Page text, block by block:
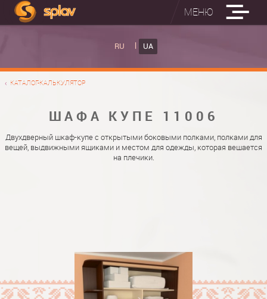
МЕНЮ
RU UA
КАТАЛОГ-КАЛЬКУЛЯТОР
ШАФА КУПЕ 11006
Двухдверный шкаф-купе с открытыми боковыми полками, полками для
вещей, выдвижными ящиками и местом для одежды, которая вешается
на плечики.
ВБУДОВАНІ ПРАСУВАЛЬНІ ДОШКИ
НАСТІННА ПРАСУВАЛЬНА ДОШКА "РУСАЛКА"
ФОТО ШАФ КУПЕ
МАТЕРІАЛИ
ФУРНІТУРА
КАТАЛОГИ ДВЕРЕЙ
ПРО НАС